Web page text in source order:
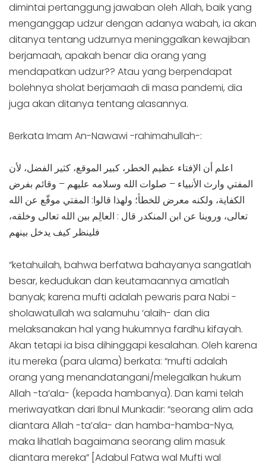
dimintai pertanggung jawaban oleh Allah, baik yang
menganggap udzur dengan adanya wabah, ia akan
ditanya tentang udzurnya meninggalkan kewajiban
berjamaah, apakah benar dia orang yang
mendapatkan udzur?? Atau yang berpendapat
bolehnya sholat berjamaah di masa pandemi, dia
juga akan ditanya tentang alasannya.
Berkata Imam An-Nawawi -rahimahullah-:
اعلم أن الإفتاء عظيم الخطر، كبير الموقع، كثير الفضل، لأن
المفتي وارث الأنبياء – صلوات الله وسلامه عليهم – وقائم بفرض
الكفاية، ولكنه معرض للخطأ؛ ولهذا قالوا: المفتي موقّع عن الله
تعالى، وروينا عن ابن المنكدر قال : العالِم بين الله تعالى وخلقه،
فلينظر كيف يدخل بينهم
“ketahuilah, bahwa berfatwa bahayanya sangatlah
besar, kedudukan dan keutamaannya amatlah
banyak; karena mufti adalah pewaris para Nabi -
sholawatullah wa salamuhu ‘alaih- dan dia
melaksanakan hal yang hukumnya fardhu kifayah.
Akan tetapi ia bisa dihinggapi kesalahan. Oleh karena
itu mereka (para ulama) berkata: “mufti adalah
orang yang menandatangani/melegalkan hukum
Allah -ta’ala- (kepada hambanya). Dan kami telah
meriwayatkan dari Ibnul Munkadir: “seorang alim ada
diantara Allah -ta’ala- dan hamba-hamba-Nya,
maka lihatlah bagaimana seorang alim masuk
diantara mereka” [Adabul Fatwa wal Mufti wal